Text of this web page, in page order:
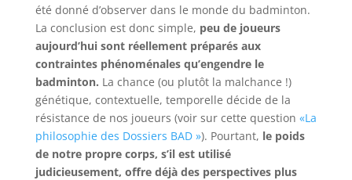
été donné d’observer dans le monde du badminton.
La conclusion est donc simple, peu de joueurs
aujourd’hui sont réellement préparés aux
contraintes phénoménales qu’engendre le
badminton. La chance (ou plutôt la malchance !)
génétique, contextuelle, temporelle décide de la
résistance de nos joueurs (voir sur cette question «La
philosophie des Dossiers BAD »). Pourtant, le poids
de notre propre corps, s’il est utilisé
judicieusement, offre déjà des perspectives plus